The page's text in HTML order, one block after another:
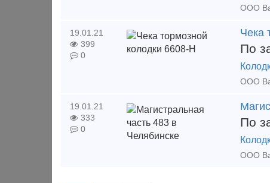
19.01.21
399
0
Чека
По
19.01.21
333
0
По